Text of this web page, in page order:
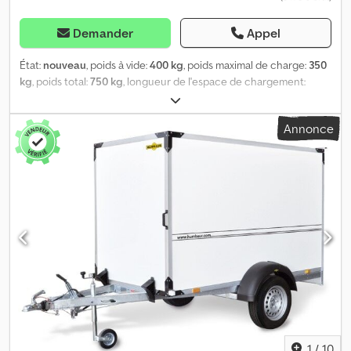
Demander Appel
État: nouveau, poids à vide:400 kg, poids maximal de charge: 350
kg , poids total:750 kg , longueur de l'espace de chargement:
, largeur de l’espace de chargement:
de l'espace de chargement:1 520 mm, volume de l'espace de
chargement:
, couleur:blanc , hauteur de construction:
2 080 mm
, largeur de travail:1 760 mm
, Hydraulique, retour
automatique, galvanisation à chaud, non freiné, rampe d'accès,
carrosserie en contreplaqué 15 mm toit/parois, non freiné, 6
anneaux d'arrimage Données techniques : - Type : véhicule neuf -
Contrôle technique : neuf/2 ans - Disponibilité : IMMÉDIATE ! -
Poids total autorisé : 750 kg - Poids à vide : 400 kg - Charge utile :
350 kg - Dimensions intérieures : 251 x 132 x 152 cm (L x l x h) -
Dimensions extérieures : 375 x 176 x 208 cm (L x l x h) - Hauteur du
seuil de chargement : 50 cm - Pneumatiques : 145/80 R13 jantes
acier - Frein : non - Roue jockey : oui - 100 km/h : inclus ! - Papiers
du véhicule inclus Carrosserie : - Plancher : bois, panneau
Annonce